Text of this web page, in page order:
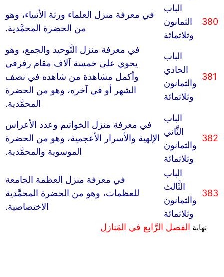
380
الباب
الثمانون
وثلاثمائة
في معرفة منزل العلماء ورثة الأنبياء، وهو
من الحضرة المحمَّدية.
381
الباب
الحادي
والثمانون
وثلاثمائة
في معرفة منزل التَّوحيد والجمع، وهو
يحوي على خمسة آلاف مقام رفرفي
وأكمل مشاهدة من شاهده في نصف
الشهر أو في آخره، وهو من الحضرة
المحمَّدية.
382
الباب
الثَّاني
والثمانون
وثلاثمائة
في معرفة منزل الخواتيم وعدد الأعراس
الإلهية والأسرار الأعجمية، وهو من الحضرة
الموسوية والمحمَّدية.
383
الباب
الثَّالث
والثمانون
وثلاثمائة
في معرفة منزل العظمة الجامعة
للعظمات، وهو من الحضرة المحمَّدية
الاختصاصية.
نهاية الفصل الرَّابع في المَنازل